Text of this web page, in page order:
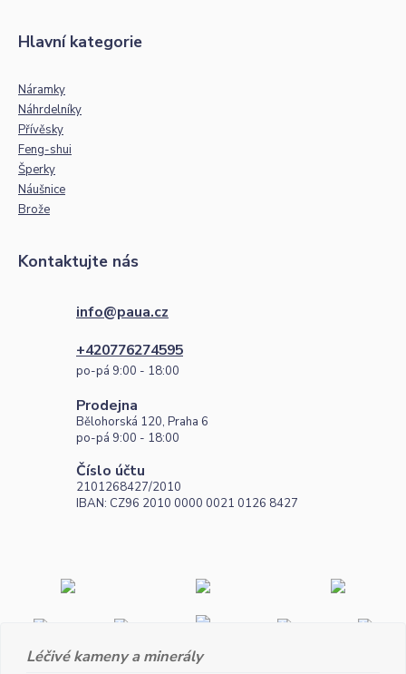
Hlavní kategorie
Náramky
Náhrdelníky
Přívěsky
Feng-shui
Šperky
Náušnice
Brože
Kontaktujte nás
info@paua.cz
+420776274595
po-pá 9:00 - 18:00
Prodejna
Bělohorská 120, Praha 6
po-pá 9:00 - 18:00
Číslo účtu
2101268427/2010
IBAN: CZ96 2010 0000 0021 0126 8427
Léčivé kameny a minerály